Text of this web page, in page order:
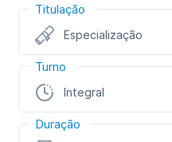
Titulação
Especialização
Turno
Integral
Duração